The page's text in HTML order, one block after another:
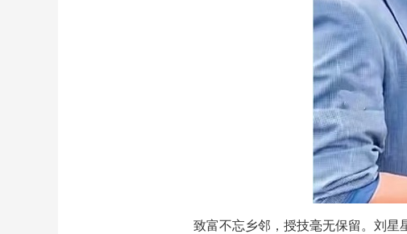
致富不忘乡邻，授技毫无保留。刘星